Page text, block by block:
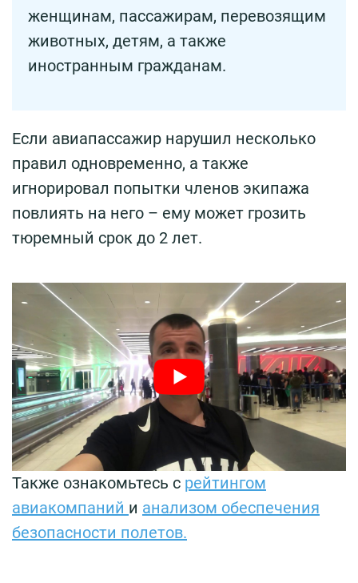
женщинам, пассажирам, перевозящим
животных, детям, а также
иностранным гражданам.
Если авиапассажир нарушил несколько
правил одновременно, а также
игнорировал попытки членов экипажа
повлиять на него – ему может грозить
тюремный срок до 2 лет.
Также ознакомьтесь с рейтингом
авиакомпаний и анализом обеспечения
безопасности полетов.